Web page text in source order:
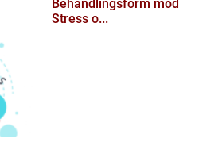
Behandlingsform mod
Stress o...